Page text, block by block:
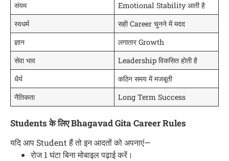
संयम
Emotional Stability आती है
स्वधर्म
सही Career चुनने में मदद
ज्ञान
लगातार Growth
सेवा भाव
Leadership विकसित होती है
धैर्य
कठिन समय में मजबूती
नैतिकता
Long Term Success
Students के लिए Bhagavad Gita Career Rules
यदि आप Student हैं तो इन आदतों को अपनाएं—
रोज 1 घंटा बिना मोबाइल पढ़ाई करें।